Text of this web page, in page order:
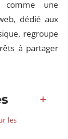
comme une
dédié aux
regroupe
à partager
les